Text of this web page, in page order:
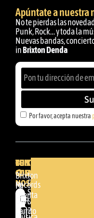
Apúntate a nuestra
No te pierdas las
Punk, Rock… y toda la
Nuevas bandas,
in Brixton Denda
Por favor, acepta nuestra
BRIXTON
DENDA -
SHOP
Somera
24
BRIXTON
Brixton
Records
GBR
TU
CUENTA
Mi
cuenta
Carrito
CONTACTA
CON
NOSOTROS
Por
favor,